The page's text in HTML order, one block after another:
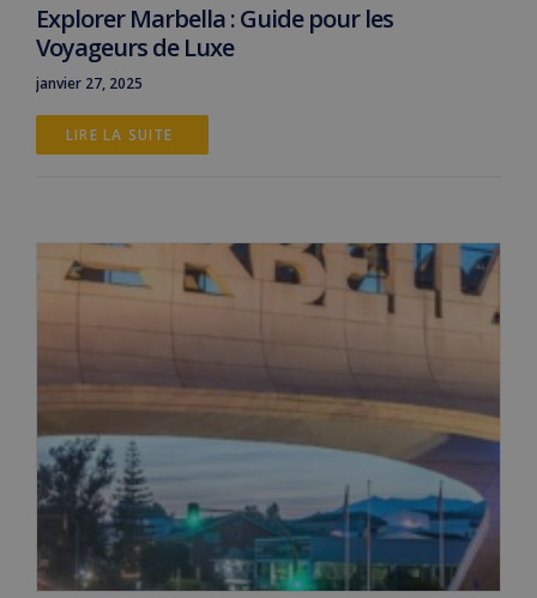
Explorer Marbella : Guide pour les
Voyageurs de Luxe
janvier 27, 2025
LIRE LA SUITE